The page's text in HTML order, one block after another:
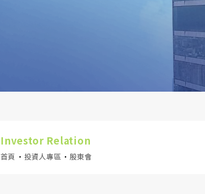
Investor Relation
首頁 投資人專區 股東會